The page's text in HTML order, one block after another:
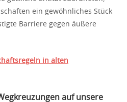
ein gewöhnliches Stück
Barriere gegen äußere
in alten
auf unsere